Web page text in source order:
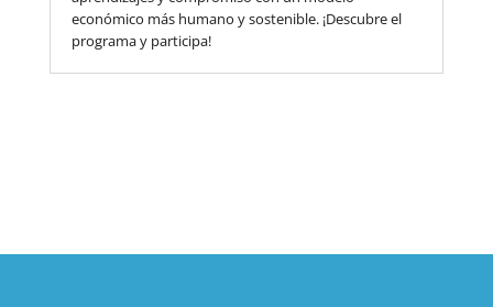
económico más humano y sostenible. ¡Descubre el
programa y participa!